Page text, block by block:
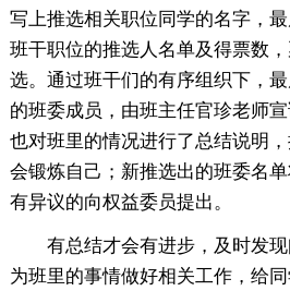
写上推选相关职位同学的名字，
班干职位的推选人名单及得票数
选。通过班干们的有序组织下，
的班委成员，由班主任官珍老师
也对班里的情况进行了总结说明
会锻炼自己；新推选出的班委名
有异议的向权益委员提出。
有总结才会有进步，及时发
为班里的事情做好相关工作，给